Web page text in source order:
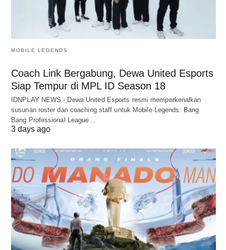
MOBILE LEGENDS
Coach Link Bergabung, Dewa United Esports
Siap Tempur di MPL ID Season 18
IDNPLAY NEWS - Dewa United Esports resmi memperkenalkan
susunan roster dan coaching staff untuk Mobile Legends: Bang
Bang Professional League…
3 days ago